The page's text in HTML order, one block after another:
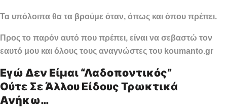
Τα υπόλοιπα θα τα βρούμε όταν, όπως και όπου πρέπει.
Προς το παρόν αυτό που πρέπει, είναι να σεβαστώ τον
εαυτό μου και όλους τους αναγνώστες του koumanto.gr
Εγώ Δεν Είμαι “λαδοποντικός”
Ούτε Σε Άλλου Είδους Τρωκτικά
Ανήκω…